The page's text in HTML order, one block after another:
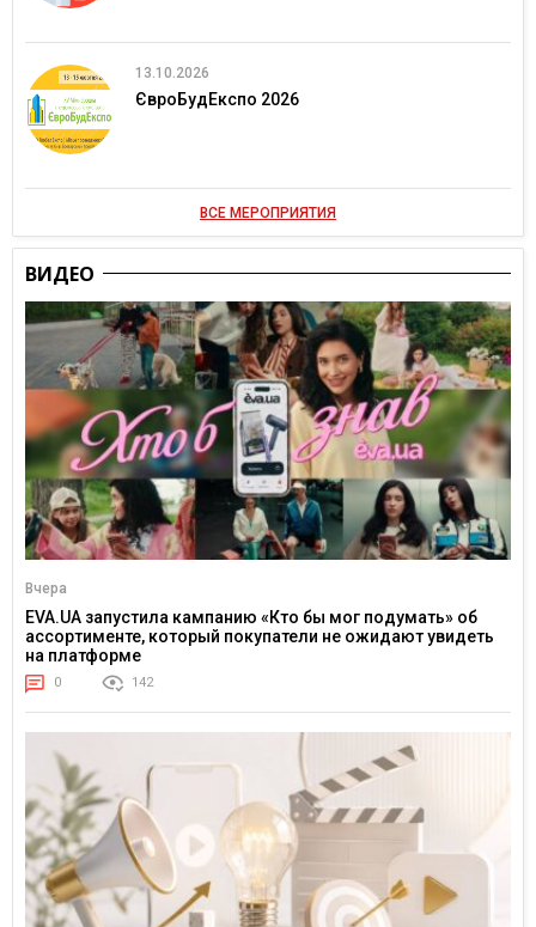
13.10.2026
ЄвроБудЕкспо 2026
ВСЕ МЕРОПРИЯТИЯ
ВИДЕО
Вчера
EVA.UA запустила кампанию «Кто бы мог подумать» об
ассортименте, который покупатели не ожидают увидеть
на платформе
0 142